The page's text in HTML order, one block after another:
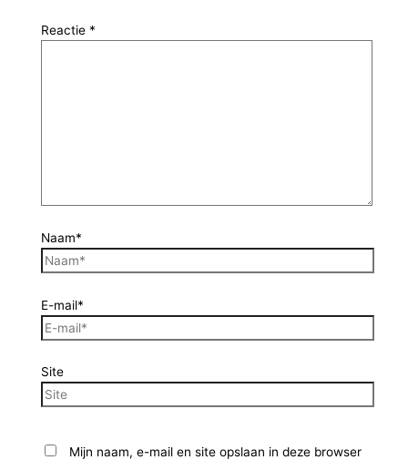
Reactie *
Naam*
E-mail*
Site
Mijn naam, e-mail en site opslaan in deze browser